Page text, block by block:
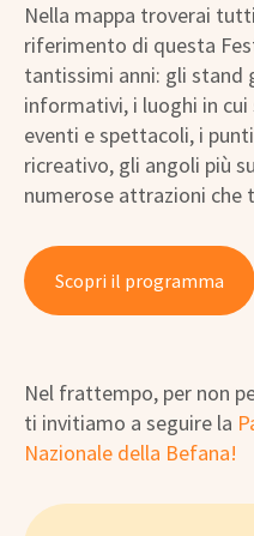
Nella mappa troverai
riferimento di questa
tantissimi anni: gli stand
informativi, i luoghi in
eventi e spettacoli, i
ricreativo, gli angoli più
numerose attrazioni che
Scopri il programma
Nel frattempo, per non
ti invitiamo a seguire la
Nazionale della Befana!